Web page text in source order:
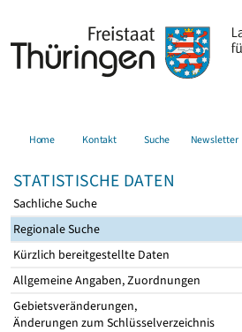
Home Kontakt Suche Newsletter
STATISTISCHE DATEN
Sachliche Suche
Regionale Suche
Kürzlich bereitgestellte Daten
Allgemeine Angaben, Zuordnungen
Gebietsveränderungen,
Änderungen zum Schlüsselverzeichnis